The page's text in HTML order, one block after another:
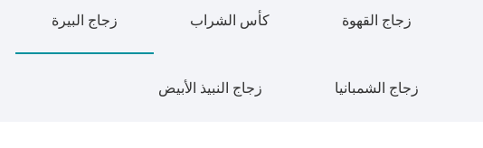
زجاج القهوة كأس الشراب زجاج البيرة
زجاج الشمبانيا زجاج النبيذ الأبيض